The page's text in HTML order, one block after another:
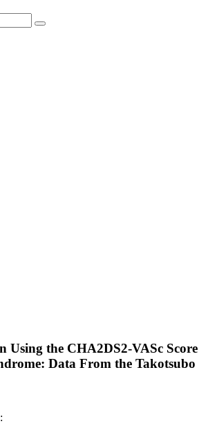
Using the CHA2DS2-VASc Score
Data From the Takotsubo